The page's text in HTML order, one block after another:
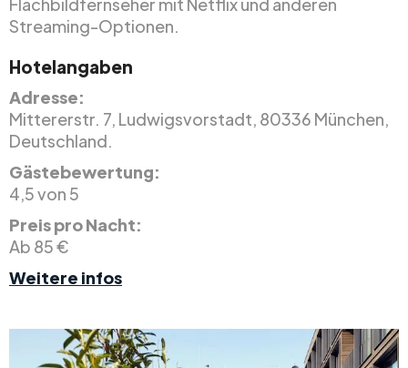
Streaming-Optionen.
Hotelangaben
Adresse:
Mittererstr. 7, Ludwigsvorstadt, 80336 München,
Deutschland.
Gästebewertung:
4,5 von 5
Preis pro Nacht:
Ab 85 €
Weitere infos